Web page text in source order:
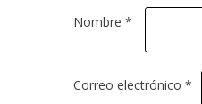
Nombre *
Correo electrónico *